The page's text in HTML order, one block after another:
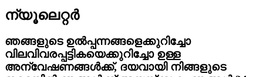
ന്യൂലെറ്റർ
ഞങ്ങളുടെ ഉൽപ്പന്നങ്ങളെക്കുറിച്ചോ
വിലവിവരപ്പട്ടികയെക്കുറിച്ചോ ഉള്ള
അന്വേഷണങ്ങൾക്ക്, ദയവായി നിങ്ങളുടെ